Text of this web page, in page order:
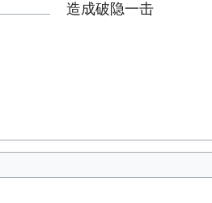
造成破隐一击